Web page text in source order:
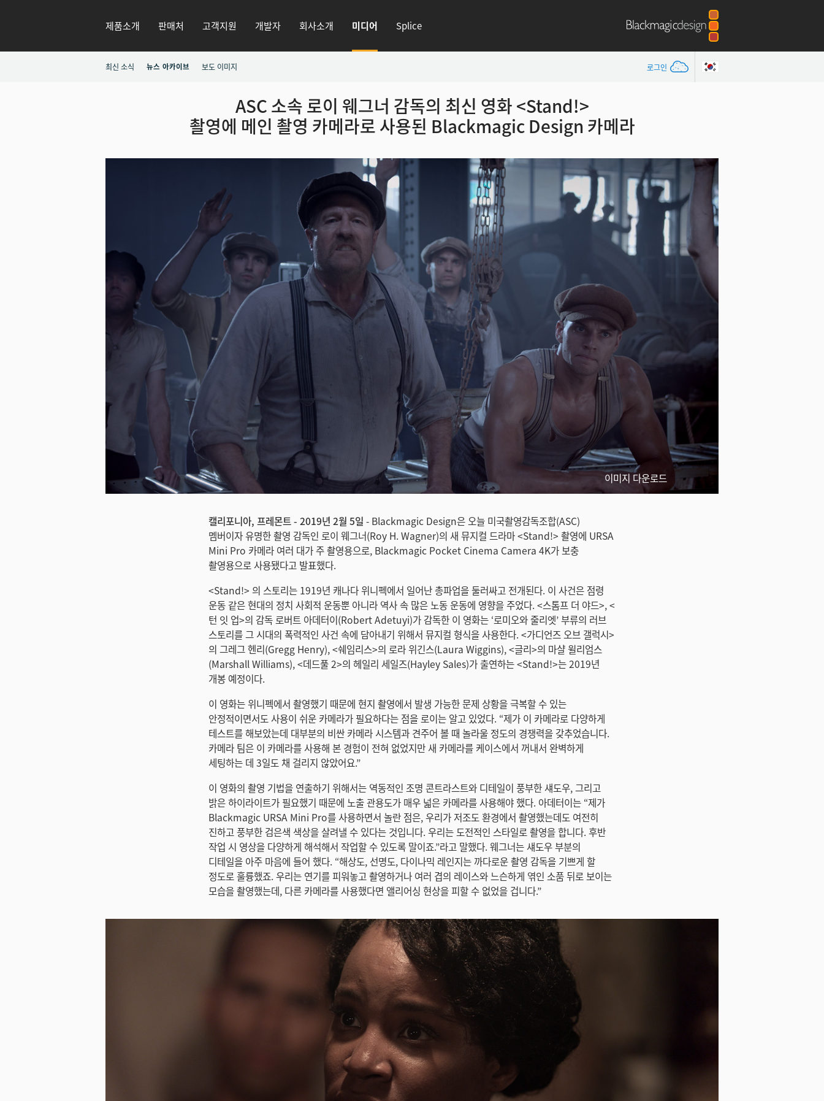
제품소개 판매처 고객지원 개발자 회사소개 미디어 Splice
로그인
최신 소식 뉴스 아카이브 보도 이미지
ASC 소속 로이 웨그너 감독의 최신 영화 <Stand!>
촬영에 메인 촬영 카메라로 사용된 Blackmagic Design 카메라
이미지 다운로드
캘리포니아, 프레몬트 - 2019년 2월 5일 - Blackmagic Design은 오늘 미국촬영감독조합(ASC)
멤버이자 유명한 촬영 감독인 로이 웨그너(Roy H. Wagner)의 새 뮤지컬 드라마 <Stand!> 촬영에 URSA
Mini Pro 카메라 여러 대가 주 촬영용으로, Blackmagic Pocket Cinema Camera 4K가 보충
촬영용으로 사용됐다고 발표했다.
<Stand!> 의 스토리는 1919년 캐나다 위니펙에서 일어난 총파업을 둘러싸고 전개된다. 이 사건은 점령
운동 같은 현대의 정치 사회적 운동뿐 아니라 역사 속 많은 노동 운동에 영향을 주었다. <스톰프 더 야드>, <
턴 잇 업>의 감독 로버트 아데터이(Robert Adetuyi)가 감독한 이 영화는 ‘로미오와 줄리엣’ 부류의 러브
스토리를 그 시대의 폭력적인 사건 속에 담아내기 위해서 뮤지컬 형식을 사용한다. <가디언즈 오브 갤럭시>
의 그레그 헨리(Gregg Henry), <쉐임리스>의 로라 위긴스(Laura Wiggins), <글리>의 마샬 윌리엄스
(Marshall Williams), <데드풀 2>의 헤일리 세일즈(Hayley Sales)가 출연하는 <Stand!>는 2019년
개봉 예정이다.
이 영화는 위니펙에서 촬영했기 때문에 현지 촬영에서 발생 가능한 문제 상황을 극복할 수 있는
안정적이면서도 사용이 쉬운 카메라가 필요하다는 점을 로이는 알고 있었다. “제가 이 카메라로 다양하게
테스트를 해보았는데 대부분의 비싼 카메라 시스템과 견주어 볼 때 놀라울 정도의 경쟁력을 갖추었습니다.
카메라 팀은 이 카메라를 사용해 본 경험이 전혀 없었지만 새 카메라를 케이스에서 꺼내서 완벽하게
세팅하는 데 3일도 채 걸리지 않았어요.”
이 영화의 촬영 기법을 연출하기 위해서는 역동적인 조명 콘트라스트와 디테일이 풍부한 섀도우, 그리고
밝은 하이라이트가 필요했기 때문에 노출 관용도가 매우 넓은 카메라를 사용해야 했다. 아데터이는 “제가
Blackmagic URSA Mini Pro를 사용하면서 놀란 점은, 우리가 저조도 환경에서 촬영했는데도 여전히
진하고 풍부한 검은색 색상을 살려낼 수 있다는 것입니다. 우리는 도전적인 스타일로 촬영을 합니다. 후반
작업 시 영상을 다양하게 해석해서 작업할 수 있도록 말이죠.”라고 말했다. 웨그너는 섀도우 부분의
디테일을 아주 마음에 들어 했다. “해상도, 선명도, 다이나믹 레인지는 까다로운 촬영 감독을 기쁘게 할
정도로 훌륭했죠. 우리는 연기를 피워놓고 촬영하거나 여러 겹의 레이스와 느슨하게 엮인 소품 뒤로 보이는
모습을 촬영했는데, 다른 카메라를 사용했다면 앨리어싱 현상을 피할 수 없었을 겁니다.”